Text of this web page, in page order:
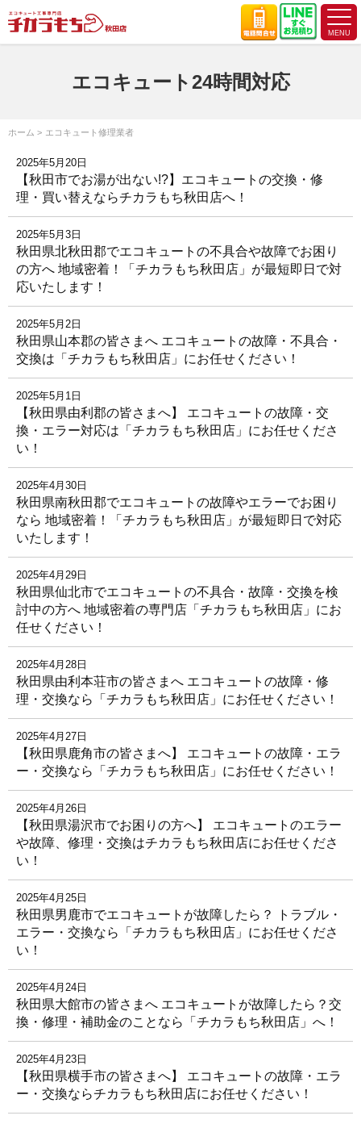
エコキュート24時間対応
ホーム エコキュート修理業者
2025年5月20日
【秋田市でお湯が出ない!?】エコキュートの交換・修
理・買い替えならチカラもち秋田店へ！
2025年5月3日
秋田県北秋田郡でエコキュートの不具合や故障でお困り
の方へ 地域密着！「チカラもち秋田店」が最短即日で対
応いたします！
2025年5月2日
秋田県山本郡の皆さまへ エコキュートの故障・不具合・
交換は「チカラもち秋田店」にお任せください！
2025年5月1日
【秋田県由利郡の皆さまへ】 エコキュートの故障・交
換・エラー対応は「チカラもち秋田店」にお任せくださ
い！
2025年4月30日
秋田県南秋田郡でエコキュートの故障やエラーでお困り
なら 地域密着！「チカラもち秋田店」が最短即日で対応
いたします！
2025年4月29日
秋田県仙北市でエコキュートの不具合・故障・交換を検
討中の方へ 地域密着の専門店「チカラもち秋田店」にお
任せください！
2025年4月28日
秋田県由利本荘市の皆さまへ エコキュートの故障・修
理・交換なら「チカラもち秋田店」にお任せください！
2025年4月27日
【秋田県鹿角市の皆さまへ】 エコキュートの故障・エラ
ー・交換なら「チカラもち秋田店」にお任せください！
2025年4月26日
【秋田県湯沢市でお困りの方へ】 エコキュートのエラー
や故障、修理・交換はチカラもち秋田店にお任せくださ
い！
2025年4月25日
秋田県男鹿市でエコキュートが故障したら？ トラブル・
エラー・交換なら「チカラもち秋田店」にお任せくださ
い！
2025年4月24日
秋田県大館市の皆さまへ エコキュートが故障したら？交
換・修理・補助金のことなら「チカラもち秋田店」へ！
2025年4月23日
【秋田県横手市の皆さまへ】 エコキュートの故障・エラ
ー・交換ならチカラもち秋田店にお任せください！